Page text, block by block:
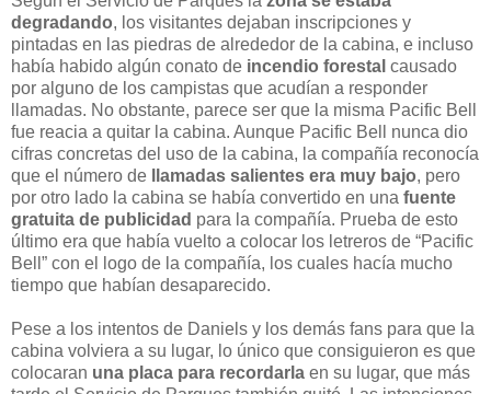
degradando, los visitantes dejaban inscripciones y
pintadas en las piedras de alrededor de la cabina, e incluso
había habido algún conato de incendio forestal causado
por alguno de los campistas que acudían a responder
llamadas. No obstante, parece ser que la misma Pacific Bell
fue reacia a quitar la cabina. Aunque Pacific Bell nunca dio
cifras concretas del uso de la cabina, la compañía reconocía
que el número de
llamadas salientes era muy bajo, pero
por otro lado la cabina se había convertido en una fuente
gratuita de publicidad para la compañía. Prueba de esto
último era que había vuelto a colocar los letreros de “Pacific
Bell” con el logo de la compañía, los cuales hacía mucho
tiempo que habían desaparecido.
Pese a los intentos de Daniels y los demás fans para que la
cabina volviera a su lugar, lo único que consiguieron es que
colocaran una placa para recordarla en su lugar, que más